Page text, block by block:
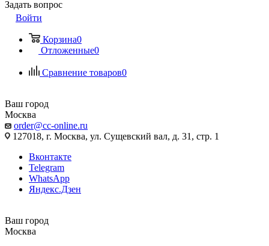
Задать вопрос
Войти
Корзина0
Отложенные0
Сравнение товаров0
Ваш город
Москва
order@cc-online.ru
127018, г. Москва, ул. Сущевский вал, д. 31, стр. 1
Вконтакте
Telegram
WhatsApp
Яндекс.Дзен
Ваш город
Москва